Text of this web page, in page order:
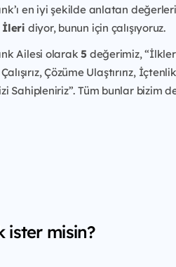
en iyi şekilde anlatan
İleri diyor, bunun için çalışıyoruz.
Ailesi olarak5 değerimiz,
Çözüme Ulaştırırız,
Sahipleniriz”. Tüm bunlar bizim
ister misin?